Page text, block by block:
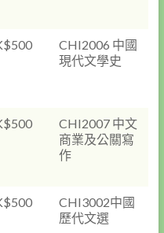
CHI2006 中國
現代文學史
CHI2007 中文
商業及公關寫
作
CHI3002中國
歷代文選